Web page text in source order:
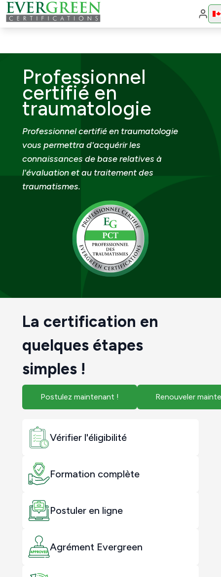
Professionnel
certifié en
traumatologie
Professionnel certifié en traumatologie
vous permettra d'acquérir les
connaissances de base relatives à
l'évaluation et au traitement des
traumatismes.
La certification en
quelques étapes
simples !
Postulez maintenant ! Renouveler
Vérifier l'éligibilité
Formation complète
Postuler en ligne
Agrément Evergreen